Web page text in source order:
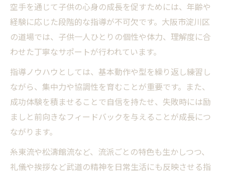
空手を通じて子供の心身の成長を促すためには、年齢や
経験に応じた段階的な指導が不可欠です。大阪市淀川区
の道場では、子供一人ひとりの個性や体力、理解度に合
わせた丁寧なサポートが行われています。
指導ノウハウとしては、基本動作や型を繰り返し練習し
ながら、集中力や協調性を育むことが重要です。また、
成功体験を積ませることで自信を持たせ、失敗時には励
ましと前向きなフィードバックを与えることが成長につ
ながります。
糸東流や松濤館流など、流派ごとの特色も生かしつつ、
礼儀や挨拶など武道の精神を日常生活にも反映させる指